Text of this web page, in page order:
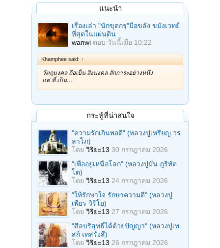
แนะนำ
เรื่องเล่า "นักขุดกรุ"มือขลัง ขมังเวทย์
ที่สุดในแผ่นดิน
wanwi ตอบ วันนี้เมื่อ 10:22
Khamphee said: ↑
วัตถุมงคล ถือเป็น สิ่งมงคล สักการะอย่างหนึ่ง
แต่ ที่ เป็น…
กระทู้ที่น่าสนใจ
"ความรักเกินพอดี" (หลวงปู่เหรียญ วร
ลาโภ)
โดย วิริยะ13 30 กรกฎาคม 2026
"เพื่ออยู่เหนือโลก" (หลวงปู่มั่น ภูริทัต
โต)
โดย วิริยะ13 24 กรกฎาคม 2026
"ให้รักษาใจ รักษาความดี" (หลวงปู่
เพียร วิริโย)
โดย วิริยะ13 27 กรกฎาคม 2026
"ศีลบริสุทธิ์ได้ด้วยปัญญา" (หลวงปู่เท
สก์ เทสรังสี)
โดย วิริยะ13 26 กรกฎาคม 2026